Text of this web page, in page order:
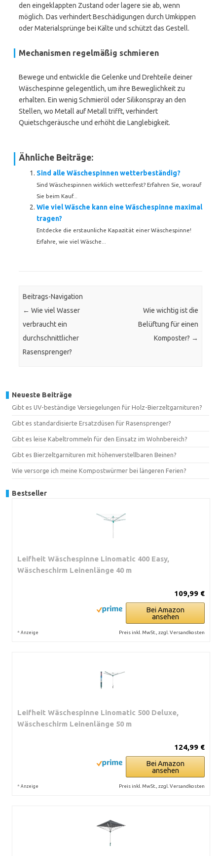
den eingeklappten Zustand oder lagere sie ab, wenn
möglich. Das verhindert Beschädigungen durch Umkippen
oder Materialsprünge bei Kälte und schützt das Gestell.
Mechanismen regelmäßig schmieren
Bewege und entwickle die Gelenke und Drehteile deiner
Wäschespinne gelegentlich, um ihre Beweglichkeit zu
erhalten. Ein wenig Schmieröl oder Silikonspray an den
Stellen, wo Metall auf Metall trifft, verhindert
Quietschgeräusche und erhöht die Langlebigkeit.
Ähnliche Beiträge:
Sind alle Wäschespinnen wetterbeständig?
Sind Wäschespinnen wirklich wetterfest? Erfahren Sie, worauf
Sie beim Kauf...
Wie viel Wäsche kann eine Wäschespinne maximal
tragen?
Entdecke die erstaunliche Kapazität einer Wäschespinne!
Erfahre, wie viel Wäsche...
Beitrags-Navigation
← Wie viel Wasser
verbraucht ein
durchschnittlicher
Rasensprenger?
Wie wichtig ist die
Belüftung für einen
Komposter? →
Neueste Beiträge
Gibt es UV-beständige Versiegelungen für Holz-Bierzeltgarnituren?
Gibt es standardisierte Ersatzdüsen für Rasensprenger?
Gibt es leise Kabeltrommeln für den Einsatz im Wohnbereich?
Gibt es Bierzeltgarnituren mit höhenverstellbaren Beinen?
Wie versorge ich meine Kompostwürmer bei längeren Ferien?
Bestseller
Leifheit Wäschespinne Linomatic 400 Easy,
Wäscheschirm Leinenlänge 40 m
109,99 €
Bei Amazon
ansehen
* Anzeige Preis inkl. MwSt., zzgl. Versandkosten
Leifheit Wäschespinne Linomatic 500 Deluxe,
Wäscheschirm Leinenlänge 50 m
124,99 €
Bei Amazon
ansehen
* Anzeige Preis inkl. MwSt., zzgl. Versandkosten